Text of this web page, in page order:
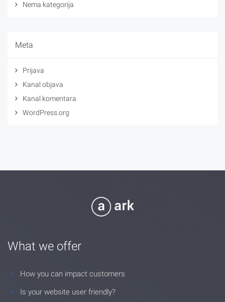
Nema kategorija
Meta
Prijava
Kanal objava
Kanal komentara
WordPress.org
What we offer
How you can impact customers
Is your website user friendly?